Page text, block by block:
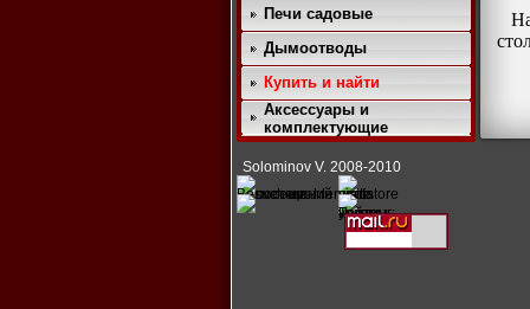
Печи садовые
Дымоотводы
Купить и найти
Аксессуары и
комплектующие
Solominov V. 2008-2010
На